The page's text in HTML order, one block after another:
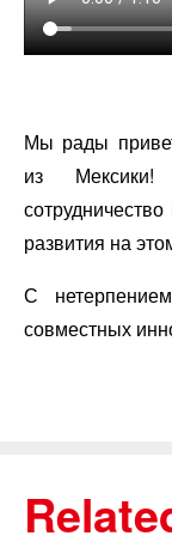
Мы рады
из
развития на
С
совместных